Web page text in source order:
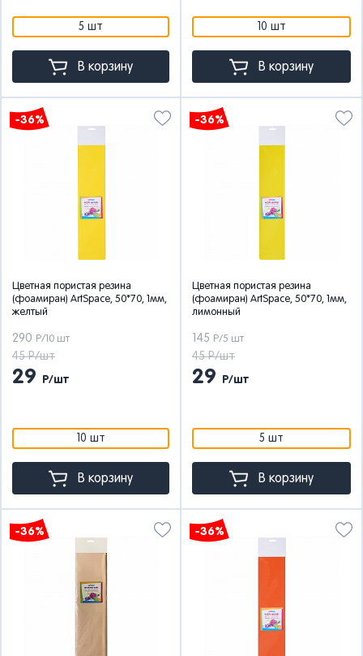
5 шт
В корзину
10 шт
В корзину
-36%
Цветная пористая резина
(фоамиран) ArtSpace, 50*70, 1мм,
желтый
290 Р/10 шт
45 Р/шт
29 Р/шт
10 шт
В корзину
-36%
Цветная пористая резина
(фоамиран) ArtSpace, 50*70, 1мм,
лимонный
145 Р/5 шт
45 Р/шт
29 Р/шт
5 шт
В корзину
-36% -36%